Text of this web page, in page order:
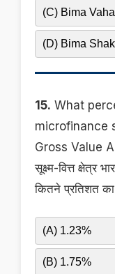
(C) Bima
(D) Bima
15. What
microfinance
Gross Value
सूक्ष्म-वित्त क्षेत्र
कितने प्रतिशत
(A) 1.23%
(B) 1.75%